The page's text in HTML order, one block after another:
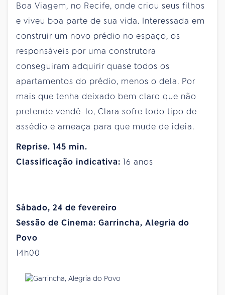
Boa Viagem, no Recife, onde criou seus filhos
e viveu boa parte de sua vida. Interessada em
construir um novo prédio no espaço, os
responsáveis por uma construtora
conseguiram adquirir quase todos os
apartamentos do prédio, menos o dela. Por
mais que tenha deixado bem claro que não
pretende vendê-lo, Clara sofre todo tipo de
assédio e ameaça para que mude de ideia.
Reprise. 145 min.
Classificação indicativa: 16 anos
Sábado, 24 de fevereiro
Sessão de Cinema: Garrincha, Alegria do
Povo
14h00